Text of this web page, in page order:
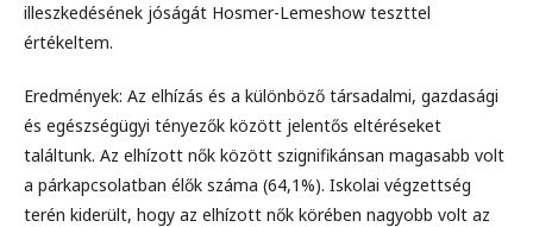
illeszkedésének jóságát Hosmer-Lemeshow teszttel
értékeltem.
Eredmények: Az elhízás és a különböző társadalmi, gazdasági
és egészségügyi tényezők között jelentős eltéréseket
találtunk. Az elhízott nők között szignifikánsan magasabb volt
a párkapcsolatban élők száma (64,1%). Iskolai végzettség
terén kiderült, hogy az elhízott nők körében nagyobb volt az